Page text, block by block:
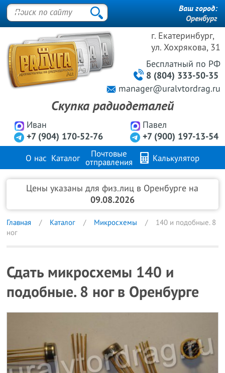
г. Екатеринбург,
ул. Хохрякова, 31
Иван
+7 (904) 170-52-76
Павел
+7 (900) 197-13-54
Бесплатный по РФ
8 (804) 333-50-35
manager@uralvtordrag.ru
Скупка радиодеталей
Ваш город:
Оренбург
О нас Каталог
Почтовые
отправления
Калькулятор
Продажа металлов Контакты
Цены указаны для физ.лиц в Оренбурге на
09.08.2026
Главная Каталог Микросхемы
140 и подобные. 8
ног
Сдать микросхемы 140 и
подобные. 8 ног в Оренбурге